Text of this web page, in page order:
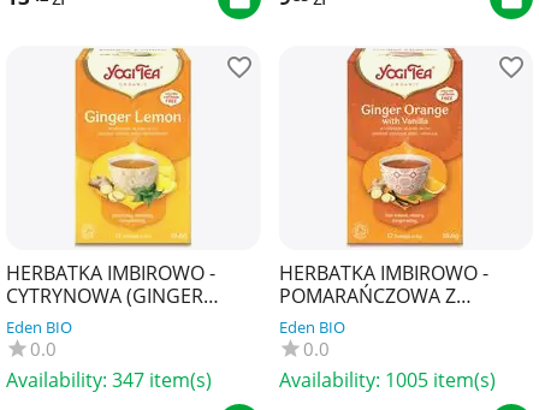
HERBATKA IMBIROWO -
CYTRYNOWA (GINGER
LEMON) BIO (17 x 1,8 g) 30,6
g - YOGI TEA
Eden BIO
0.0
Availability: 347 item(s)
HERBATKA IMBIROWO -
POMARAŃCZOWA Z
WANILIĄ (GINGER ORANGE
WITH VANILLA) BIO (17 x 1,8
g...
Eden BIO
0.0
Availability: 1005 item(s)